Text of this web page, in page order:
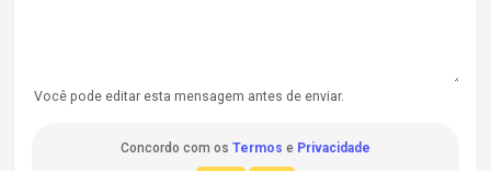
Você pode editar esta mensagem antes de enviar.
Concordo com os Termos e Privacidade